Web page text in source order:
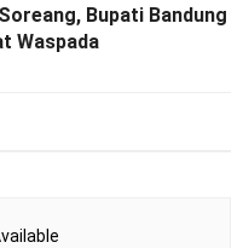
Bupati Bandung
Waspada